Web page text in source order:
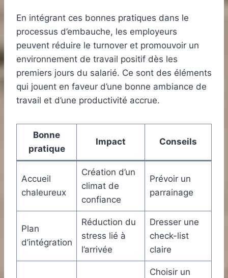
En intégrant ces bonnes pratiques dans le
processus d’embauche, les employeurs
peuvent réduire le turnover et promouvoir un
environnement de travail positif dès les
premiers jours du salarié. Ce sont des éléments
qui jouent en faveur d’une bonne ambiance de
travail et d’une productivité accrue.
Bonne
pratique
Impact Conseils
Accueil
chaleureux
Création d’un
climat de
confiance
Prévoir un
parrainage
Plan
d’intégration
Réduction du
stress lié à
l’arrivée
Dresser une
check-list
claire
Choisir un